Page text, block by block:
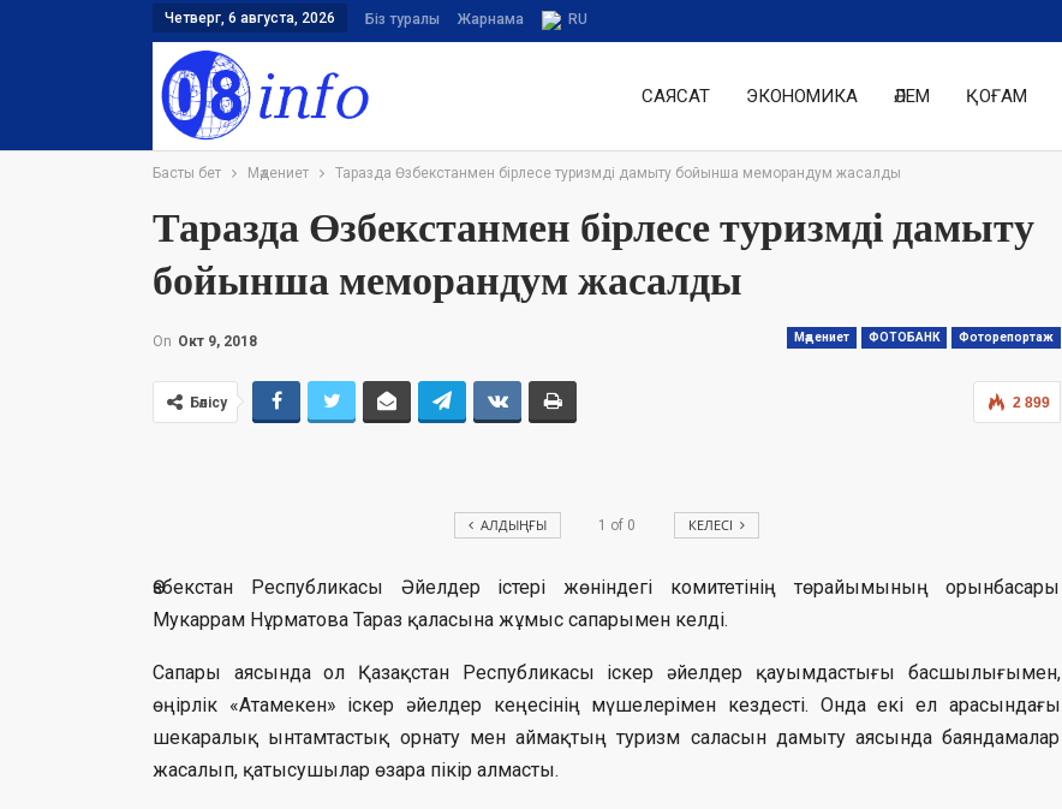
Четверг, 6 августа, 2026 Біз туралы Жарнама RU
САЯСАТ ЭКОНОМИКА ӘЛЕМ ҚОҒАМ
Басты бет Мәдениет Таразда Өзбекстанмен бірлесе туризмді дамыту бойынша меморандум жасалды
Таразда Өзбекстанмен бірлесе туризмді дамыту
бойынша меморандум жасалды
Мәдениет ФОТОБАНК Фоторепортаж
On Окт 9, 2018
2 899
Бөлісу
АЛДЫҢҒЫ 1 of 0 КЕЛЕСІ
Өзбекстан Республикасы Әйелдер істері жөніндегі комитетінің төрайымының орынбасары
Мукаррам Нұрматова Тараз қаласына жұмыс сапарымен келді.
Сапары аясында ол Қазақстан Республикасы іскер әйелдер қауымдастығы басшылығымен,
өңірлік «Атамекен» іскер әйелдер кеңесінің мүшелерімен кездесті. Онда екі ел арасындағы
шекаралық ынтамтастық орнату мен аймақтың туризм саласын дамыту аясында баяндамалар
жасалып, қатысушылар өзара пікір алмасты.